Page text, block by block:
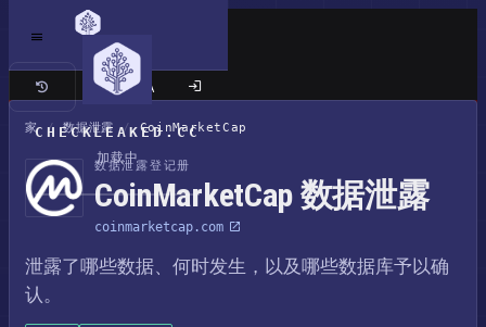
CHECKLEAKED.CC
加载中
经典站点
家 / 数据泄露 / CoinMarketCap
数据泄露登记册
CoinMarketCap 数据泄露
coinmarketcap.com
泄露了哪些数据、何时发生，以及哪些数据库予以确
认。